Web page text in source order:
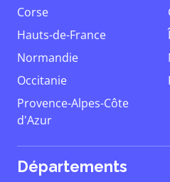
Corse
Hauts-de-France
Normandie
Occitanie
Provence-Alpes-Côte
d'Azur
Départements